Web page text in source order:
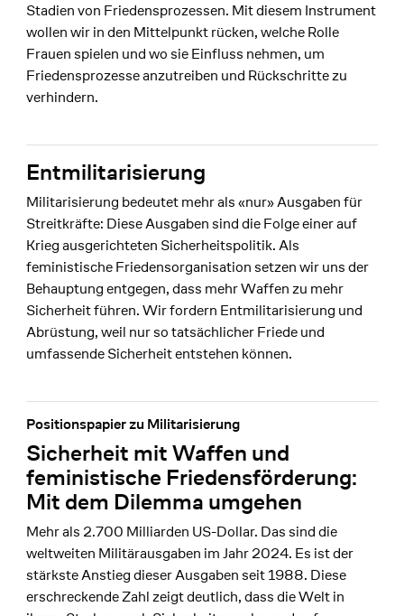
Stadien von Friedensprozessen. Mit diesem Instrument
wollen wir in den Mittelpunkt rücken, welche Rolle
Frauen spielen und wo sie Einfluss nehmen, um
Friedensprozesse anzutreiben und Rückschritte zu
verhindern.
Entmilitarisierung
Militarisierung bedeutet mehr als «nur» Ausgaben für
Streitkräfte: Diese Ausgaben sind die Folge einer auf
Krieg ausgerichteten Sicherheitspolitik. Als
feministische Friedensorganisation setzen wir uns der
Behauptung entgegen, dass mehr Waffen zu mehr
Sicherheit führen. Wir fordern Entmilitarisierung und
Abrüstung, weil nur so tatsächlicher Friede und
umfassende Sicherheit entstehen können.
Sicherheit mit Waffen und
feministische Friedensförderung:
Mit dem Dilemma umgehen
Positionspapier zu Militarisierung
Mehr als 2.700 Milliarden US-Dollar. Das sind die
weltweiten Militärausgaben im Jahr 2024. Es ist der
stärkste Anstieg dieser Ausgaben seit 1988. Diese
erschreckende Zahl zeigt deutlich, dass die Welt in